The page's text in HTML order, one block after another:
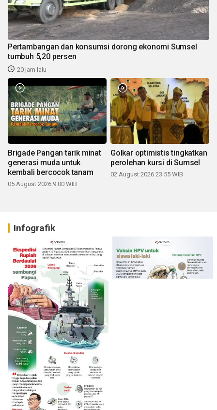
Pertambangan dan konsumsi dorong ekonomi Sumsel
tumbuh 5,20 persen
20 jam lalu
Brigade Pangan tarik minat
generasi muda untuk
kembali bercocok tanam
05 August 2026 9:00 WIB
Golkar optimistis tingkatkan
perolehan kursi di Sumsel
02 August 2026 23:55 WIB
Infografik